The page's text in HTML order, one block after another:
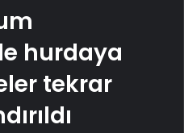
hurdaya
tekrar